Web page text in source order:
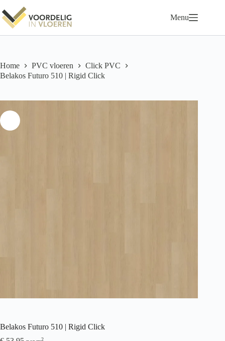
naar
de
inhoud
Menu
Home PVC vloeren
Click PVC
Belakos Futuro 510 | Rigid Click
Belakos Futuro 510 | Rigid Click
2